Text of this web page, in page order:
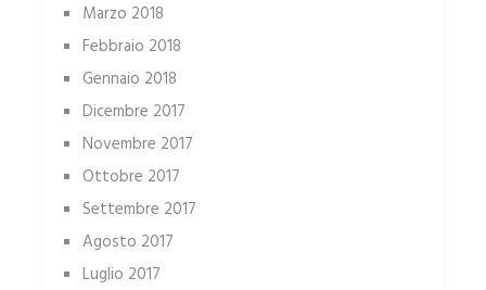
Marzo 2018
Febbraio 2018
Gennaio 2018
Dicembre 2017
Novembre 2017
Ottobre 2017
Settembre 2017
Agosto 2017
Luglio 2017